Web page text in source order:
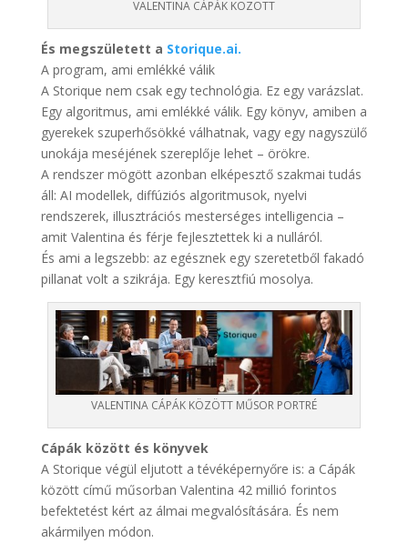
VALENTINA CÁPÁK KÖZÖTT
És megszületett a Storique.ai.
A program, ami emlékké válik
A Storique nem csak egy technológia. Ez egy varázslat.
Egy algoritmus, ami emlékké válik. Egy könyv, amiben a
gyerekek szuperhősökké válhatnak, vagy egy nagyszülő
unokája meséjének szereplője lehet – örökre.
A rendszer mögött azonban elképesztő szakmai tudás
áll: AI modellek, diffúziós algoritmusok, nyelvi
rendszerek, illusztrációs mesterséges intelligencia –
amit Valentina és férje fejlesztettek ki a nulláról.
És ami a legszebb: az egésznek egy szeretetből fakadó
pillanat volt a szikrája. Egy keresztfiú mosolya.
VALENTINA CÁPÁK KÖZÖTT MŰSOR PORTRÉ
Cápák között és könyvek
A Storique végül eljutott a tévéképernyőre is: a Cápák
között című műsorban Valentina 42 millió forintos
befektetést kért az álmai megvalósítására. És nem
akármilyen módon.